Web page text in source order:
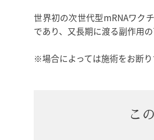
世界初の次世代型mRNAワク
であり、又長期に渡る副作用
※場合によっては施術をお断り
こ